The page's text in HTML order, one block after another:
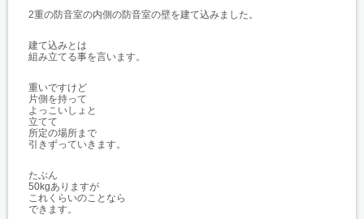
2重の防音室の内側の防音室の壁を建て込みました。
建て込みとは
組み立てる事を言います。
重いですけど
片側を持って
よっこいしょと
立てて
所定の場所まで
引きずっていきます。
たぶん
50kgありますが
これくらいのことなら
できます。